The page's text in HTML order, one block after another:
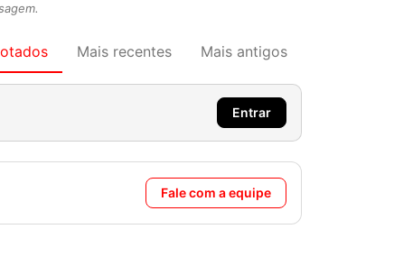
Mais recentes Mais antigos
Entrar
Fale com a equipe